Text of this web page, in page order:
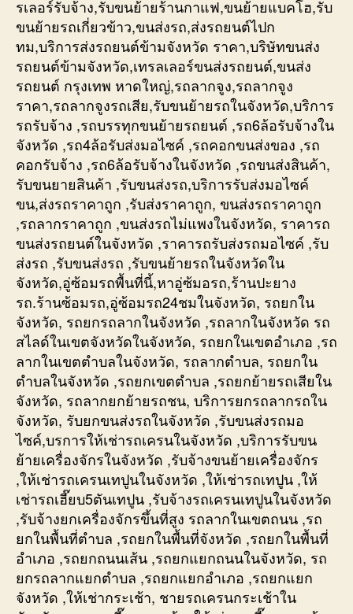
รเลอร์รับจ้าง,รับขนย้ายร้านกาแฟ,ขนย้ายแบคโฮ,รับ
ขนย้ายรถเกี่ยวข้าว,ขนส่งรถ,ส่งรถยนต์ไปก
ทม,บริการส่งรถยนต์ข้ามจังหวัด ราคา,บริษัทขนส่ง
รถยนต์ข้ามจังหวัด,เทรลเลอร์ขนส่งรถยนต์,ขนส่ง
รถยนต์ กรุงเทพ หาดใหญ่,รถลากจูง,รถลากจูง
ราคา,รถลากจูงรถเสีย,รับขนย้ายรถในจังหวัด,บริการ
รถรับจ้าง ,รถบรรทุกขนย้ายรถยนต์ ,รถ6ล้อรับจ้างใน
จังหวัด ,รถ4ล้อรับส่งมอไซค์ ,รถคอกขนส่งของ ,รถ
คอกรับจ้าง ,รถ6ล้อรับจ้างในจังหวัด ,รถขนส่งสินค้า,
รับขนยายสินค้า ,รับขนส่งรถ,บริการรับส่งมอไซค์
ขน,ส่งรถราคาถูก ,รับส่งราคาถูก, ขนส่งรถราคาถูก
,รถลากราคาถูก ,ขนส่งรถไม่แพงในจังหวัด, ราคารถ
ขนส่งรถยนต์ในจังหวัด ,ราคารถรับส่งรถมอไซค์ ,รับ
ส่งรถ ,รับขนส่งรถ ,รับขนย้ายรถในจังหวัดใน
จังหวัด,อู่ซ้อมรถพื้นที่นี้,หาอู่ซ้มอรถ,ร้านปะยาง
รถ.ร้านซ้อมรถ,อู่ซ้อมรถ24ชมในจังหวัด, รถยกใน
จังหวัด, รถยกรถลากในจังหวัด ,รถลากในจังหวัด รถ
สไลด์ในเขตจังหวัดในจังหวัด, รถยกในเขตอำเภอ ,รถ
ลากในเขตตำบลในจังหวัด, รถลากตำบล, รถยกใน
ตำบลในจังหวัด ,รถยกเขตตำบล ,รถยกย้ายรถเสียใน
จังหวัด, รถลากยกย้ายรถชน, บริการยกรถลากรถใน
จังหวัด, รับยกขนส่งรถในจังหวัด ,รับขนส่งรถมอ
ไซค์,บรการให้เช่ารถเครนในจังหวัด ,บริการรับขน
ย้ายเครื่องจักรในจังหวัด ,รับจ้างขนย้ายเครื่องจักร
,ให้เช่ารถเครนเทปูนในจังหวัด ,ให้เช่ารถเทปูน ,ให้
เช่ารถเฮี๊ยบ5ตันเทปูน ,รับจ้างรถเครนเทปูนในจังหวัด
,รับจ้างยกเครื่องจักรขึ้นที่สูง รถลากในเขตถนน ,รถ
ยกในพื้นที่ตำบล ,รถยกในพื้นที่จังหวัด ,รถยกในพื้นที่
อำเภอ ,รถยกถนนเส้น ,รถยกแยกถนนในจังหวัด, รถ
ยกรถลากแยกตำบล ,รถยกแยกอำเภอ ,รถยกแยก
จังหวัด ,ให้เช่ากระเช้า, ชายรถเครนกระเช้าใน